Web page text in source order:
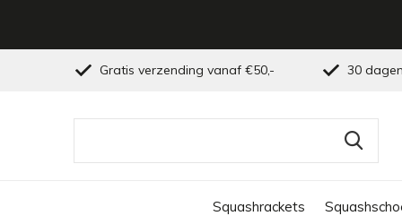
Squashrackets
Gratis verzending vanaf €50,- 30